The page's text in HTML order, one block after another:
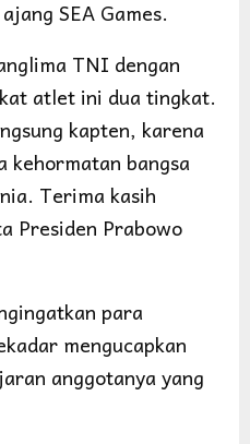
SEA Games.
TNI dengan
atlet ini dua tingkat.
kapten, karena
kehormatan bangsa
Terima kasih
Presiden Prabowo
para
mengucapkan
anggotanya yang